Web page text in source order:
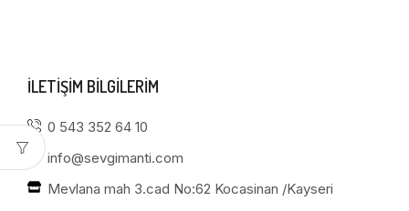
ILETIŞIM BILGILERIM
0 543 352 64 10
info@sevgimanti.com
Mevlana mah 3.cad No:62 Kocasinan /Kayseri